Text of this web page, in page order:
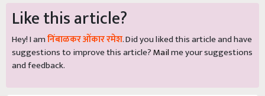
Like this article?
Hey! I amनिंबाळकर ओंकार रमेश. Did you liked this article and have
suggestions to improve this article?Mailme your suggestions
and feedback.